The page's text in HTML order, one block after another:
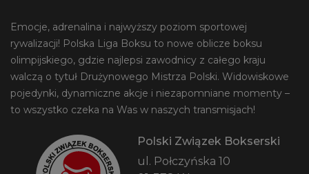
Emocje, adrenalina i najwyższy poziom sportowej
rywalizacji! Polska Liga Boksu to nowe oblicze boksu
olimpijskiego, gdzie najlepsi zawodnicy z całego kraju
walczą o tytuł Drużynowego Mistrza Polski. Widowiskowe
pojedynki, dynamiczne akcje i niezapomniane momenty –
to wszystko czeka na Was w naszych transmisjach!
Polski Związek Bokserski
ul. Połczyńska 10